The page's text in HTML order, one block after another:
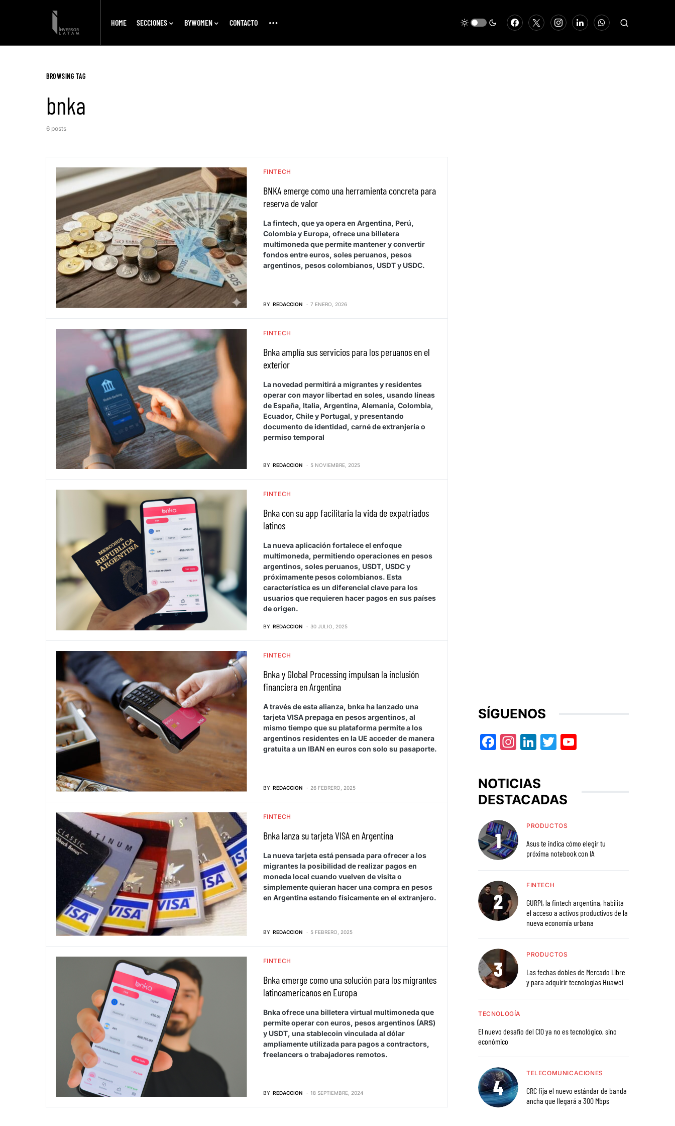
HOME SECCIONES BYWOMEN CONTACTO
BROWSING TAG
bnka
6 posts
FINTECH
BNKA emerge como una herramienta concreta para
reserva de valor
La fintech, que ya opera en Argentina, Perú,
Colombia y Europa, ofrece una billetera
multimoneda que permite mantener y convertir
fondos entre euros, soles peruanos, pesos
argentinos, pesos colombianos, USDT y USDC.
BY REDACCION 7 ENERO, 2026
FINTECH
Bnka amplía sus servicios para los peruanos en el
exterior
La novedad permitirá a migrantes y residentes
operar con mayor libertad en soles, usando líneas
de España, Italia, Argentina, Alemania, Colombia,
Ecuador, Chile y Portugal, y presentando
documento de identidad, carné de extranjería o
permiso temporal
BY REDACCION 5 NOVIEMBRE, 2025
FINTECH
Bnka con su app facilitaria la vida de expatriados
latinos
La nueva aplicación fortalece el enfoque
multimoneda, permitiendo operaciones en pesos
argentinos, soles peruanos, USDT, USDC y
próximamente pesos colombianos. Esta
característica es un diferencial clave para los
usuarios que requieren hacer pagos en sus países
de origen.
BY REDACCION 30 JULIO, 2025
FINTECH
Bnka y Global Processing impulsan la inclusión
financiera en Argentina
A través de esta alianza, bnka ha lanzado una
tarjeta VISA prepaga en pesos argentinos, al
mismo tiempo que su plataforma permite a los
argentinos residentes en la UE acceder de manera
gratuita a un IBAN en euros con solo su pasaporte.
BY REDACCION 26 FEBRERO, 2025
FINTECH
Bnka lanza su tarjeta VISA en Argentina
La nueva tarjeta está pensada para ofrecer a los
migrantes la posibilidad de realizar pagos en
moneda local cuando vuelven de visita o
simplemente quieran hacer una compra en pesos
en Argentina estando físicamente en el extranjero.
BY REDACCION 5 FEBRERO, 2025
FINTECH
Bnka emerge como una solución para los migrantes
latinoamericanos en Europa
Bnka ofrece una billetera virtual multimoneda que
permite operar con euros, pesos argentinos (ARS)
y USDT, una stablecoin vinculada al dólar
ampliamente utilizada para pagos a contractors,
freelancers o trabajadores remotos.
BY REDACCION 18 SEPTIEMBRE, 2024
SÍGUENOS
Facebook
Instagram
LinkedIn
Twitter
NOTICIAS
DESTACADAS
PRODUCTOS
Asus te indica cómo elegir tu
próxima notebook con IA
FINTECH
GURPI, la fintech argentina, habilita
el acceso a activos productivos de la
nueva economía urbana
PRODUCTOS
Las fechas dobles de Mercado Libre
y para adquirir tecnologías Huawei
TECNOLOGÍA
El nuevo desafío del CIO ya no es tecnológico, sino
económico
TELECOMUNICACIONES
CRC fija el nuevo estándar de banda
ancha que llegará a 300 Mbps